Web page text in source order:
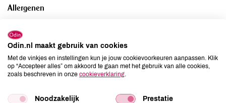
Allergenen
Ei
Gluten
niet aanwezig
Lactose
niet aanwezig
Mosterd
niet aanwezig
Odin.nl maakt gebruik van cookies
Met de vinkjes en instellingen kun je jouw cookievoorkeuren aanpassen. Klik
op “Accepteer alles” om akkoord te gaan met het gebruik van alle cookies,
zoals beschreven in onze cookieverklaring
Noodzakelijk Prestatie